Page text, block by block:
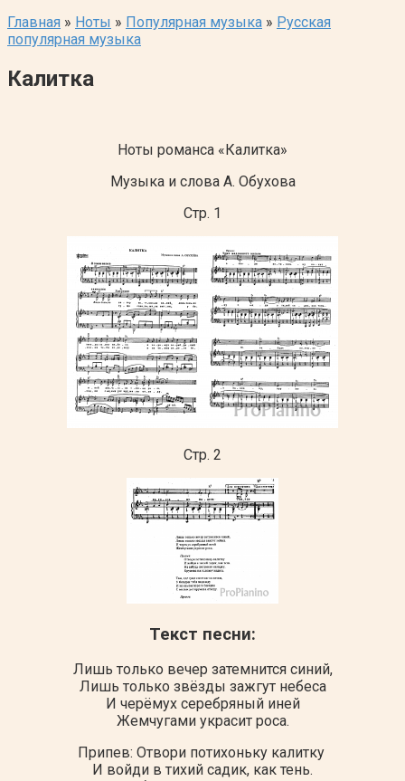
Главная » Ноты » Популярная музыка » Русская
популярная музыка
Калитка
Ноты романса «Калитка»
Музыка и слова А. Обухова
Стр. 1
Стр. 2
Текст песни:
Лишь только вечер затемнится синий,
Лишь только звёзды зажгут небеса
И черёмух серебряный иней
Жемчугами украсит роса.
Припев: Отвори потихоньку калитку
И войди в тихий садик, как тень.